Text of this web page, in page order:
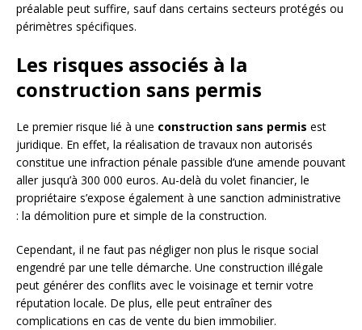
préalable peut suffire, sauf dans certains secteurs protégés ou
périmètres spécifiques.
Les risques associés à la
construction sans permis
Le premier risque lié à une construction sans permis est
juridique. En effet, la réalisation de travaux non autorisés
constitue une infraction pénale passible d’une amende pouvant
aller jusqu’à 300 000 euros. Au-delà du volet financier, le
propriétaire s’expose également à une sanction administrative
: la démolition pure et simple de la construction.
Cependant, il ne faut pas négliger non plus le risque social
engendré par une telle démarche. Une construction illégale
peut générer des conflits avec le voisinage et ternir votre
réputation locale. De plus, elle peut entraîner des
complications en cas de vente du bien immobilier.